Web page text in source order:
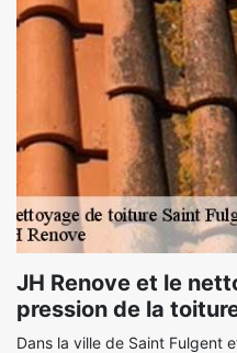
JH Renove et le
pression de la
Dans la ville de Saint Fulgent